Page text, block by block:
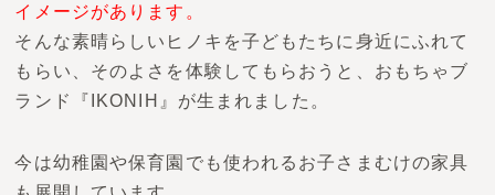
イメージがあります。
そんな素晴らしいヒノキを子どもたちに身近にふれて
もらい、そのよさを体験してもらおうと、おもちゃブ
ランド
『IKONIH』 が生まれました。
今は幼稚園や保育園でも使われるお子さまむけの家具